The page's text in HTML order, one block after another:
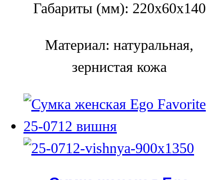
Габариты (мм): 220x60x140
Материал: натуральная,
зернистая кожа